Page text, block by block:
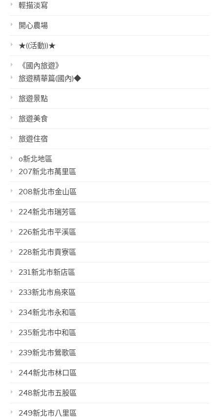
輕描淡寫
開心農場
★((活動))★
《國內旅遊》
旅遊精華篇(國內)◆
旅遊景點
旅遊美食
旅遊住宿
o新北地區
207新北市萬里區
208新北市金山區
224新北市瑞芳區
226新北市平溪區
228新北市貢寮區
231新北市新店區
233新北市烏來區
234新北市永和區
235新北市中和區
239新北市鶯歌區
244新北市林口區
248新北市五股區
249新北市八里區